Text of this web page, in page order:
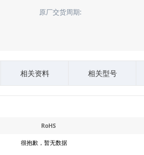
原厂交货周期:
相关资料 相关型号
RoHS
很抱歉，暂无数据